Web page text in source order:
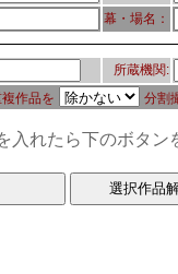
幕・場名：
所蔵機関:
作品を 分割
入れたら下のボタン